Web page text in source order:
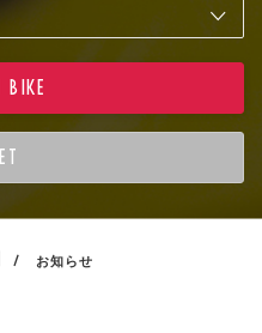
/ お知らせ